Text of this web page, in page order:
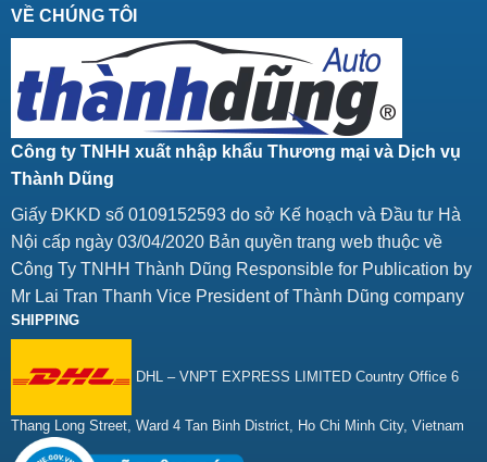
VỀ CHÚNG TÔI
Công ty TNHH xuất nhập khẩu Thương mại và Dịch vụ
Thành Dũng
Giấy ĐKKD số 0109152593 do sở Kế hoạch và Đầu tư Hà
Nội cấp ngày 03/04/2020 Bản quyền trang web thuộc về
Công Ty TNHH Thành Dũng Responsible for Publication by
Mr Lai Tran Thanh Vice President of Thành Dũng company
SHIPPING
DHL – VNPT EXPRESS LIMITED Country Office 6
Thang Long Street, Ward 4 Tan Binh District, Ho Chi Minh City, Vietnam